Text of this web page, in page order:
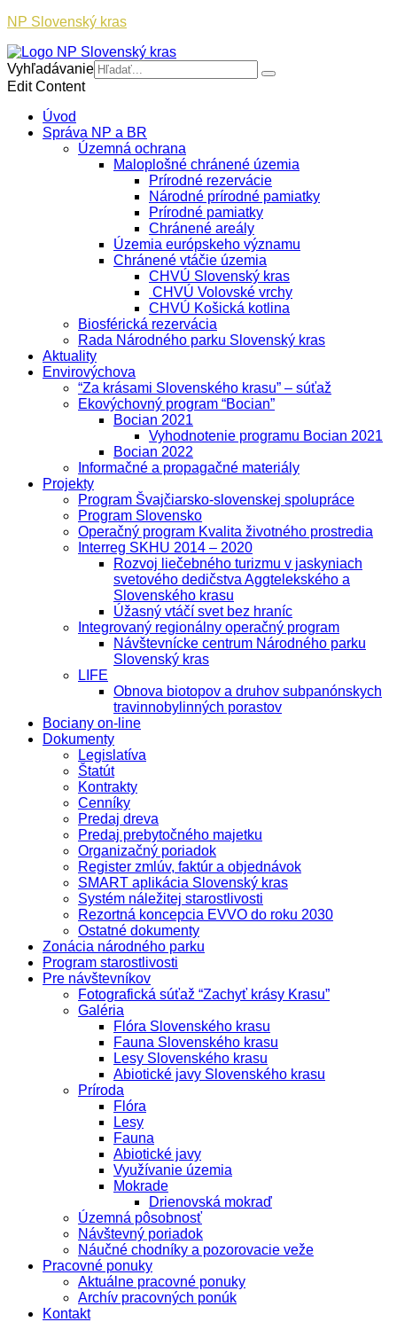
NP Slovenský kras
Vyhľadávanie
Edit Content
Úvod
Správa NP a BR
Územná ochrana
Maloplošné chránené územia
Prírodné rezervácie
Národné prírodné pamiatky
Prírodné pamiatky
Chránené areály
Územia európskeho významu
Chránené vtáčie územia
CHVÚ Slovenský kras
CHVÚ Volovské vrchy
CHVÚ Košická kotlina
Biosférická rezervácia
Rada Národného parku Slovenský kras
Aktuality
Envirovýchova
“Za krásami Slovenského krasu” – súťaž
Ekovýchovný program “Bocian”
Bocian 2021
Vyhodnotenie programu Bocian 2021
Bocian 2022
Informačné a propagačné materiály
Projekty
Program Švajčiarsko-slovenskej spolupráce
Program Slovensko
Operačný program Kvalita životného prostredia
Interreg SKHU 2014 – 2020
Rozvoj liečebného turizmu v jaskyniach
svetového dedičstva Aggtelekského a
Slovenského krasu
Úžasný vtáčí svet bez hraníc
Integrovaný regionálny operačný program
Návštevnícke centrum Národného parku
Slovenský kras
LIFE
Obnova biotopov a druhov subpanónskych
travinnobylinných porastov
Bociany on-line
Dokumenty
Legislatíva
Štatút
Kontrakty
Cenníky
Predaj dreva
Predaj prebytočného majetku
Organizačný poriadok
Register zmlúv, faktúr a objednávok
SMART aplikácia Slovenský kras
Systém náležitej starostlivosti
Rezortná koncepcia EVVO do roku 2030
Ostatné dokumenty
Zonácia národného parku
Program starostlivosti
Pre návštevníkov
Fotografická súťaž “Zachyť krásy Krasu”
Galéria
Flóra Slovenského krasu
Fauna Slovenského krasu
Lesy Slovenského krasu
Abiotické javy Slovenského krasu
Príroda
Flóra
Lesy
Fauna
Abiotické javy
Využívanie územia
Mokrade
Drienovská mokraď
Územná pôsobnosť
Návštevný poriadok
Náučné chodníky a pozorovacie veže
Pracovné ponuky
Aktuálne pracovné ponuky
Archív pracovných ponúk
Kontakt